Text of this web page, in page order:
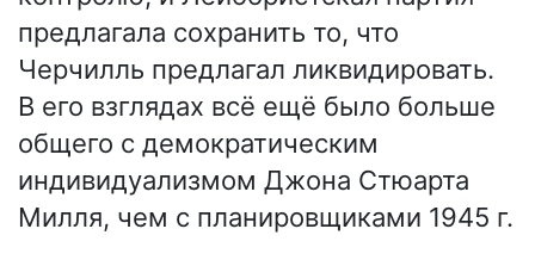
предлагала сохранить то, что
Черчилль предлагал ликвидировать.
В его взглядах всё ещё было больше
общего с демократическим
индивидуализмом Джона Стюарта
Милля, чем с планировщиками 1945 г.